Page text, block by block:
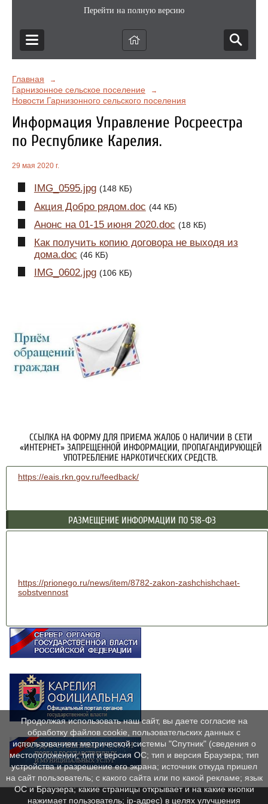
Перейти на полную версию
Главная →
Гарнизонное сельское поселение →
Новости Гарнизонного сельского поселения
Информация Управление Росреестра
по Республике Карелия.
29 мая 2020 г.
IMG_0595.jpg (148 КБ)
Акция Добро рядом.doc (44 КБ)
Анонс на 01-15 июня 2020.doc (18 КБ)
Как получить копию договора не выходя из
дома.doc (46 КБ)
IMG_0602.jpg (106 КБ)
ССЫЛКА НА ФОРМУ ДЛЯ ПРИЕМА ЖАЛОБ О НАЛИЧИИ В СЕТИ
«ИНТЕРНЕТ» ЗАПРЕЩЕННОЙ ИНФОРМАЦИИ, ПРОПАГАНДИРУЮЩЕЙ
УПОТРЕБЛЕНИЕ НАРКОТИЧЕСКИХ СРЕДСТВ.
https://eais.rkn.gov.ru/feedback/
РАЗМЕЩЕНИЕ ИНФОРМАЦИИ ПО 518-ФЗ
https://prionego.ru/news/item/8782-zakon-zashchishchaet-
sobstvennost
Продолжая использовать наш сайт, вы даете согласие на
обработку файлов cookie, пользовательских данных с
использованием метрической системы "Спутник" (сведения о
местоположении; тип и версия ОС; тип и версия Браузера; тип
устройства и разрешение его экрана; источник откуда пришел
на сайт пользователь; с какого сайта или по какой рекламе; язык
ОС и Браузера; какие страницы открывает и на какие кнопки
нажимает пользователь; ip-адрес) в целях улучшения